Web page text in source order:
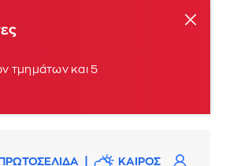
τμημάτων και 5
ΠΡΩΤΟΣΕΛΙΔΑ ΚΑΙΡΟΣ